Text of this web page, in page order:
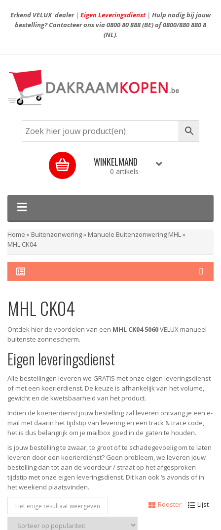
Erkend VELUX dealer| Eigen Leveringsdienst| Hulp nodig bij jouw
bestelling? Contacteer ons via0800 80 888(BE) of0800/880 880 8
(NL).
WINKELMAND
0 artikels
Home » Buitenzonwering» Manuele Buitenzonwering MHL»
MHL CK04
MHL CK04
Ontdek hier de voordelen van een MHL CK04 5060VELUX manueel
buitenste zonnescherm.
Eigen leveringsdienst
Alle bestellingen leveren we GRATIS met onze eigen leveringsdienst
of met een koerierdienst. De keuze is afhankelijk van het volume,
gewicht en de kwetsbaarheid van het product.
Indien de koerierdienst jouw bestelling zal leveren ontvang je een e-
mail met daarin het tijdstip van levering en een track & trace code,
het is dus belangrijk om je mailbox goed in de gaten te houden.
Is jouw bestelling te zwaar, te groot of te schadegevoelig om te laten
leveren door een koerierdienst? Geen probleem, we leveren jouw
bestelling dan tot aan de voordeur / straat op het afgesproken
tijdstip met onze eigen leveringsdienst. Dit kan ook ‘s avonds of in
het weekend plaatsvinden.
Rooster
Lijst
Het enige resultaat weergeven